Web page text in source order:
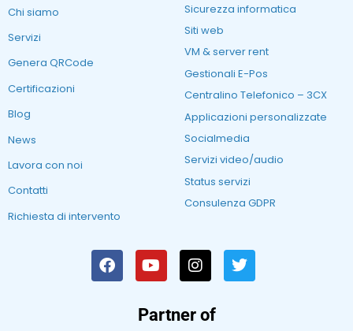
Chi siamo
Servizi
Genera QRCode
Certificazioni
Blog
News
Lavora con noi
Contatti
Richiesta di intervento
Sicurezza informatica
Siti web
VM & server rent
Gestionali E-Pos
Centralino Telefonico – 3CX
Applicazioni personalizzate
Socialmedia
Servizi video/audio
Status servizi
Consulenza GDPR
Partner of